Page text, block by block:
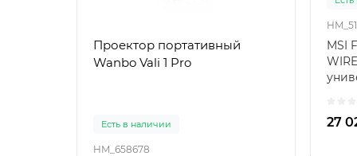
Проектор портативный
Wanbo Vali 1 Pro
Есть в наличии
HM_658678
MSI
27